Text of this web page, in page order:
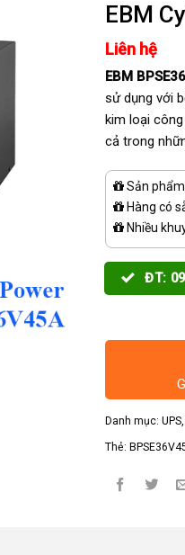
EBM
Liên hệ
EBM
sử dụng với
kim loại
cả trong
Sản phẩm
Hàng có
Nhiều
ĐT:
Danh mục: UPS,
Thẻ: